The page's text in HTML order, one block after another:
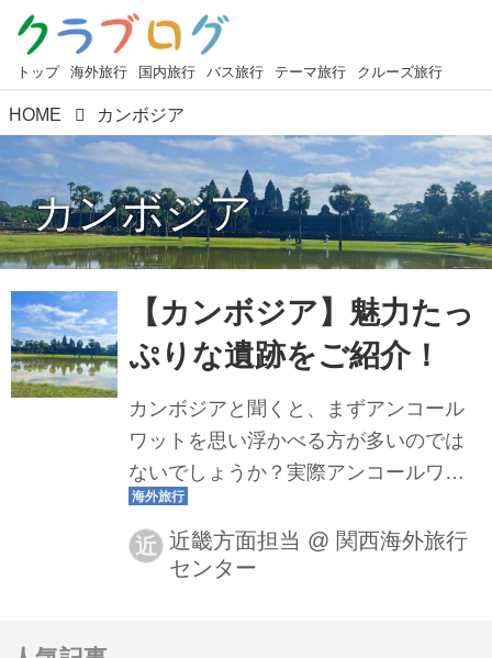
トップ 海外旅行 国内旅行 バス旅行 テーマ旅行 クルーズ旅行
HOME カンボジア
カンボジア
【カンボジア】魅力たっ
ぷりな遺跡をご紹介！
カンボジアと聞くと、まずアンコール
ワットを思い浮かべる方が多いのでは
ないでしょうか？実際アンコールワッ
トはカンボジアの最大の遺跡となって
います。しかし、カンボジアには様々
な遺跡があり、その魅力はそれぞれ異
近 近畿方面担当 @ 関西海外旅行
センター